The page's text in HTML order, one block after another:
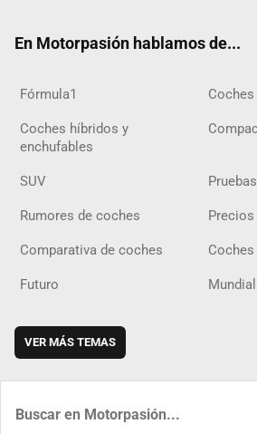
En Motorpasión hablamos de...
Fórmula1
Coches híbridos y
enchufables
SUV
Rumores de coches
Comparativa de coches
Futuro
VER MÁS TEMAS